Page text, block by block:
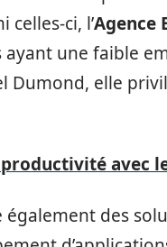
celles-ci, l’Agence
ayant une faible
Dumond, elle
avec
également des